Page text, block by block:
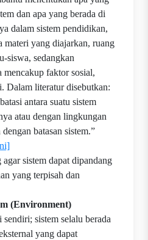
dan apa yang berada di
dalam sistem pendidikan,
materi yang diajarkan, ruang
siswa, sedangkan
faktor sosial,
Dalam literatur disebutkan:
antara suatu sistem
atau dengan lingkungan
batasan sistem.”
sistem dapat dipandang
yang terpisah dan
(Environment)
sistem selalu berada
yang dapat